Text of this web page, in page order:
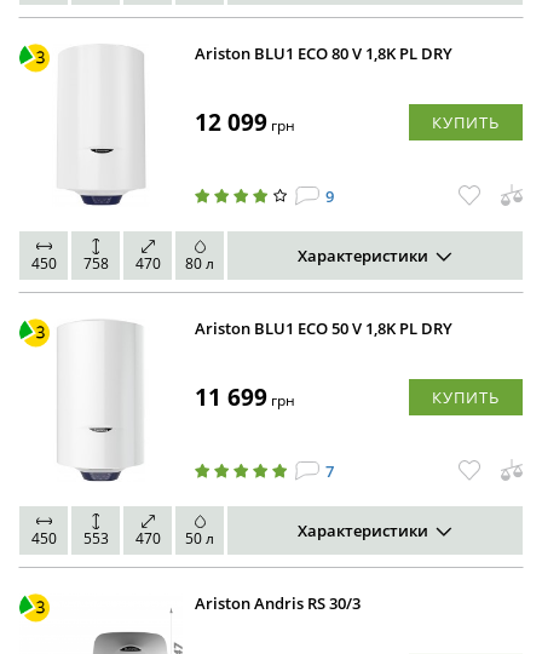
Ariston BLU1 ECO 80 V 1,8K PL DRY
12 099 грн КУПИТЬ
9
450 758 470 80 л Характеристики
Ariston BLU1 ECO 50 V 1,8K PL DRY
11 699 грн КУПИТЬ
7
450 553 470 50 л Характеристики
Ariston Andris RS 30/3